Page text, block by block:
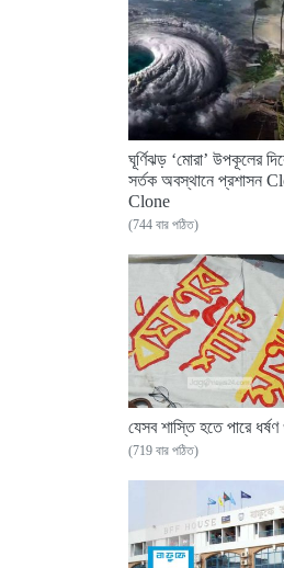
ঘূর্ণিঝড় ‘মোরা’ উপকূলের
সর্তক অবস্থানে প্রশাসন
Clone
(744 বার পঠিত)
যেসব শাস্তি হতে পারে ধর্ষণ
(719 বার পঠিত)